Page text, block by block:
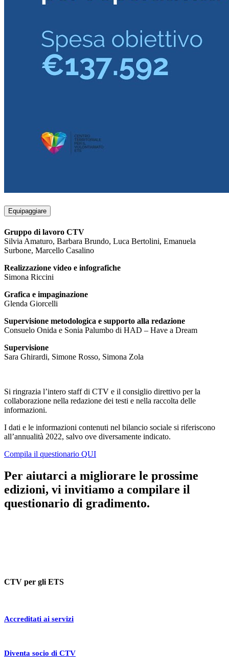
Equipaggiare
Gruppo di lavoro CTV
Silvia Amaturo, Barbara Brundo, Luca Bertolini, Emanuela
Surbone, Marcello Casalino
Realizzazione video e infografiche
Simona Riccini
Grafica e impaginazione
Glenda Giorcelli
Supervisione metodologica e supporto alla redazione
Consuelo Onida e Sonia Palumbo di HAD – Have a Dream
Supervisione
Sara Ghirardi, Simone Rosso, Simona Zola
Si ringrazia l’intero staff di CTV e il consiglio direttivo per la
collaborazione nella redazione dei testi e nella raccolta delle
informazioni.
I dati e le informazioni contenuti nel bilancio sociale si riferiscono
all’annualità 2022, salvo ove diversamente indicato.
Compila il questionario QUI
Per aiutarci a migliorare le prossime
edizioni, vi invitiamo a compilare il
questionario di gradimento.
CTV per gli ETS
Accreditati ai servizi
Diventa socio di CTV